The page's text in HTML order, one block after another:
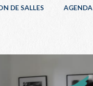
DE SALLES AGENDA